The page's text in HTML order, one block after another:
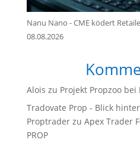
Nanu Nano - CME ködert
08.08.2026
Alois zu Projekt Propzoo bei
Tradovate Prop - Blick
Proptraderzu Apex Trader
PROP